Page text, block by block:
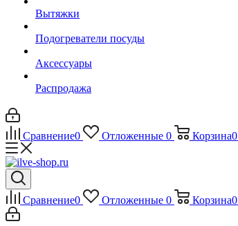
Вытяжки
Подогреватели посуды
Аксессуары
Распродажа
Сравнение0 Отложенные 0 Корзина0
Сравнение0 Отложенные 0 Корзина0